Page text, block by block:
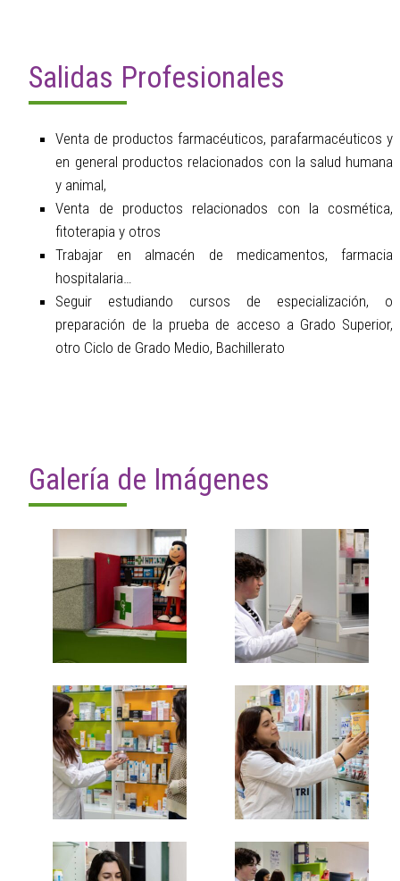
Salidas Profesionales
Venta de productos farmacéuticos, parafarmacéuticos y
en general productos relacionados con la salud humana
y animal,
Venta de productos relacionados con la cosmética,
fitoterapia y otros
Trabajar en almacén de medicamentos, farmacia
hospitalaria…
Seguir estudiando cursos de especialización, o
preparación de la prueba de acceso a Grado Superior,
otro Ciclo de Grado Medio, Bachillerato
Galería de Imágenes